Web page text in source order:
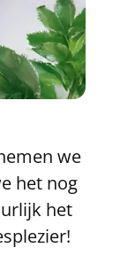
we
het nog
het